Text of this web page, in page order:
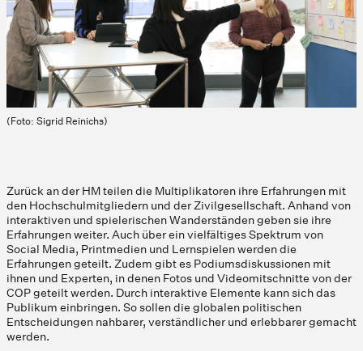
(Foto: Sigrid Reinichs)
Zurück an der HM teilen die Multiplikatoren ihre Erfahrungen mit
den Hochschulmitgliedern und der Zivilgesellschaft. Anhand von
interaktiven und spielerischen Wanderständen geben sie ihre
Erfahrungen weiter. Auch über ein vielfältiges Spektrum von
Social Media, Printmedien und Lernspielen werden die
Erfahrungen geteilt. Zudem gibt es Podiumsdiskussionen mit
ihnen und Experten, in denen Fotos und Videomitschnitte von der
COP geteilt werden. Durch interaktive Elemente kann sich das
Publikum einbringen. So sollen die globalen politischen
Entscheidungen nahbarer, verständlicher und erlebbarer gemacht
werden.